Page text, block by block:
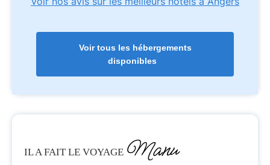
Voir tous les hébergements
disponibles
IL A FAIT LE VOYAGE Manu